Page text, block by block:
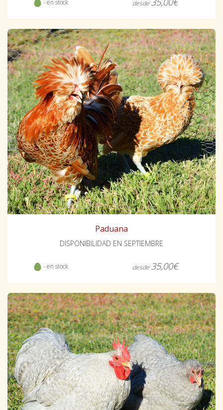
- en stock desde
Paduana
DISPONIBILIDAD EN SEPTIEMBRE
- en stock desde 35,00€